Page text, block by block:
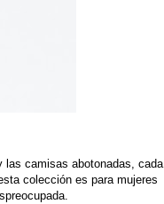
las camisas abotonadas, cada
colección es para mujeres